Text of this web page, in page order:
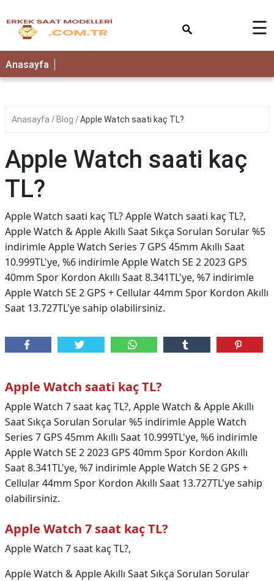
☰
Anasayfa
Anasayfa Blog Apple Watch saati kaç TL?
Apple Watch saati kaç
TL?
Apple Watch saati kaç TL? Apple Watch saati kaç TL?,
Apple Watch & Apple Akıllı Saat Sıkça Sorulan Sorular %5
indirimle Apple Watch Series 7 GPS 45mm Akıllı Saat
10.999TL'ye, %6 indirimle Apple Watch SE 2 2023 GPS
40mm Spor Kordon Akıllı Saat 8.341TL'ye, %7 indirimle
Apple Watch SE 2 GPS + Cellular 44mm Spor Kordon Akıllı
Saat 13.727TL'ye sahip olabilirsiniz.
Apple Watch saati kaç TL?
Apple Watch 7 saat kaç TL?, Apple Watch & Apple Akıllı
Saat Sıkça Sorulan Sorular %5 indirimle Apple Watch
Series 7 GPS 45mm Akıllı Saat 10.999TL'ye, %6 indirimle
Apple Watch SE 2 2023 GPS 40mm Spor Kordon Akıllı
Saat 8.341TL'ye, %7 indirimle Apple Watch SE 2 GPS +
Cellular 44mm Spor Kordon Akıllı Saat 13.727TL'ye sahip
olabilirsiniz.
Apple Watch 7 saat kaç TL?
Apple Watch 7 saat kaç TL?,
Apple Watch & Apple Akıllı Saat Sıkça Sorulan Sorular